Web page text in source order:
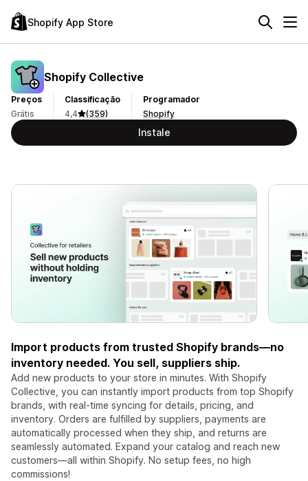
Shopify App Store
Shopify Collective
Preços
Grátis
Classificação
4,4
(359)
Programador
Shopify
Instale
Import products from trusted Shopify brands—no
inventory needed. You sell, suppliers ship.
Add new products to your store in minutes. With Shopify
Collective, you can instantly import products from top Shopify
brands, with real-time syncing for details, pricing, and
inventory. Orders are fulfilled by suppliers, payments are
automatically processed when they ship, and returns are
seamlessly automated. Expand your catalog and reach new
customers—all within Shopify. No setup fees, no high
commissions!